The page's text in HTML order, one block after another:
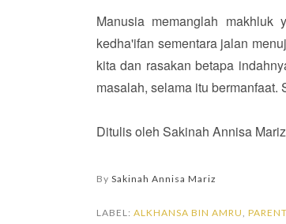
Manusia memanglah
kedha'ifan sementara jalan
kita dan rasakan betapa
masalah, selama itu bermanfaat.
Ditulis oleh Sakinah Annisa Mariz
By Sakinah Annisa Mariz
LABEL: ALKHANSA BIN AMRU,